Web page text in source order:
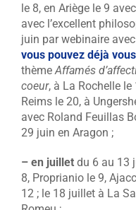
le 8, en Ariège le 9
avec l’excellent
juin par webinaire avec
vous pouvez déjà
thème Affamés
coeur, à La Rochelle
Reims le 20, à
avec Roland Feuillas
29 juin en Aragon ;
– en juilletdu 6 au 13
8, Proprianio le 9,
12 ; le 18 juillet à La